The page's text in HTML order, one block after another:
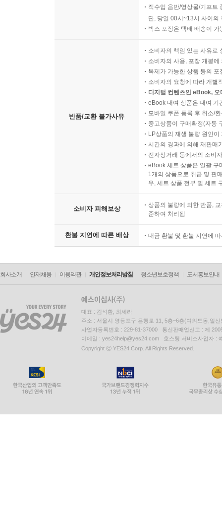
직수입 음반/영상물/기프트
단, 당일 00시~13시 사이의
박스 포장은 택배 배송이
반품/교환 불가사유
소비자의 책임 있는 사유로
소비자의 사용, 포장 개봉
복제가 가능한 상품 등의
소비자의 요청에 따라 개별
디지털 컨텐츠인 eBook,
eBook 대여 상품은 대여 기
모바일 쿠폰 등록 후 취소/
중고상품이 구매확정(자동
LP상품의 재생 불량 원인
시간의 경과에 의해 재판매
전자상거래 등에서의 소비
eBook 세트 상품은 일괄 구
1개의 상품으로 취급 및 판
우, 세트 상품 전부 및 세트
소비자 피해보상
상품의 불량에 의한 반품,
준하여 처리됨
환불 지연에 따른 배상 대금 환불 및 환불 지연에
회사소개 인재채용 이용약관 개인정보처리방침 청소년보호정책 도서홍보안내
대표 : 김석환, 최세라
주소 : 서울시 영등포구 은행로 11, 5층~6층(여의도동,일신
사업자등록번호 : 229-81-37000 통신판매업신고 : 제
이메일 : yes24help@yes24.com 호스팅 서비스사업자 :
Copyright ⓒ YES24 Corp. All Rights Reserved.